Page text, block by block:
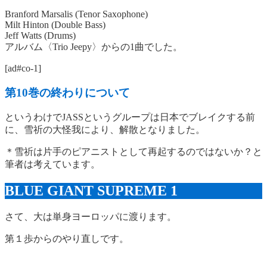
Branford Marsalis (Tenor Saxophone)
Milt Hinton (Double Bass)
Jeff Watts (Drums)
アルバム〈Trio Jeepy〉からの1曲でした。
[ad#co-1]
第10巻の終わりについて
というわけでJASSというグループは日本でブレイクする前
に、雪祈の大怪我により、解散となりました。
＊雪祈は片手のピアニストとして再起するのではないか？と
筆者は考えています。
BLUE GIANT SUPREME 1
さて、大は単身ヨーロッパに渡ります。
第１歩からのやり直しです。